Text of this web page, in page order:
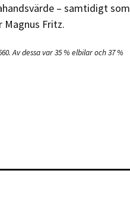
– samtidigt som
Fritz.
Av dessa var 35 % elbilar och 37 %